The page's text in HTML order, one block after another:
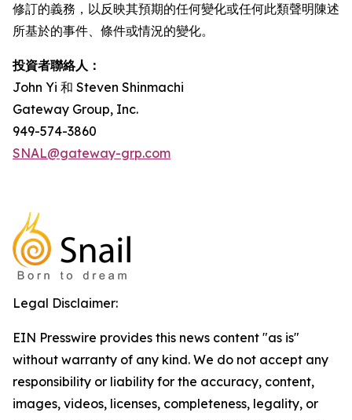
修訂的義務，以反映其預期的任何變化或任何此類聲明陳述
所基於的事件、條件或情況的變化。
投資者聯絡人：
John Yi 和 Steven Shinmachi
Gateway Group, Inc.
949-574-3860
SNAL@gateway-grp.com
Legal Disclaimer:
EIN Presswire provides this news content "as is"
without warranty of any kind. We do not accept any
responsibility or liability for the accuracy, content,
images, videos, licenses, completeness, legality, or